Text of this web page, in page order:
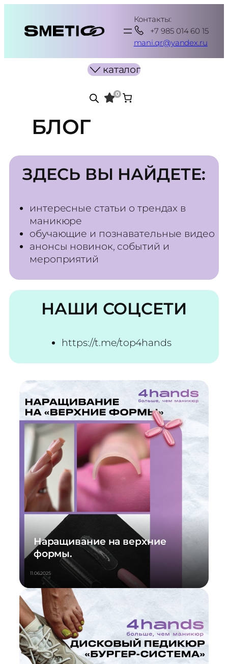
содержимому
Контакты:
+7 985 014 60 15
mani.qr@yandex.ru
каталог
0
БЛОГ
ЗДЕСЬ ВЫ НАЙДЕТЕ:
интересные статьи о трендах в
маникюре
обучающие и познавательные видео
анонсы новинок, событий и
мероприятий
НАШИ СОЦСЕТИ
https://t.me/top4hands
Наращивание на верхние
формы.
11.06.2025